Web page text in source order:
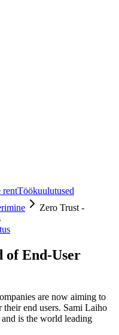
rentTöökuulutused
Zero Trust -
of End-User
are now aiming to
end users. Sami Laiho
is the world leading